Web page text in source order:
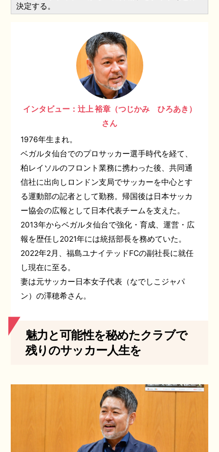
決定する。
インタビュー：辻上 裕章（つじかみ ひろあき）
さん
1976年生まれ。
ベガルタ仙台でのプロサッカー選手時代を経て、
柏レイソルのフロント業務に携わった後、共同通
信社に出向しロンドン支局でサッカーを中心とす
る運動部の記者として勤務。帰国後は日本サッカ
ー協会の広報として日本代表チームを支えた。
2013年からベガルタ仙台で強化・育成、運営・広
報を歴任し2021年には統括部長を務めていた。
2022年2月、福島ユナイテッドFCの副社長に就任
し現在に至る。
妻は元サッカー日本女子代表（なでしこジャパ
ン）の澤穂希さん。
魅力と可能性を秘めたクラブで
残りのサッカー人生を